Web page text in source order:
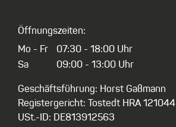
Öffnungszeiten:
Mo - Fr
Sa
07:30 - 18:00 Uhr
09:00 - 13:00 Uhr
Geschäftsführung: Horst Gaßmann
Registergericht: Tostedt HRA 121044
USt.-ID: DE813912563